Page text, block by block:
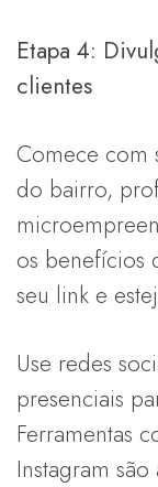
Etapa 4:
clientes
Comece com
do bairro,
os benefícios
seu link e
Use redes
presenciais
Ferramentas
Instagram